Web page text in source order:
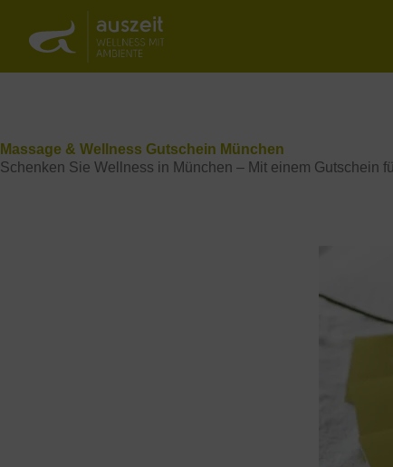
Massage & Wellness Gutschein München
Schenken Sie Wellness in München – Mit einem Gutschein